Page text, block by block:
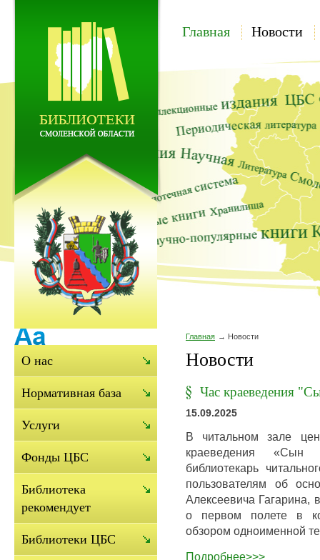
Главная Новости
Главная Новости
Новости
Час краеведения
15.09.2025
В читальном зале
краеведения «Сын
библиотекарь
пользователям об
Алексеевича Гагарина,
о первом полете в
обзором одноименной
Подробнее>>>
О нас
Нормативная база
Услуги
Фонды ЦБС
Библиотека
рекомендует
Библиотеки ЦБС